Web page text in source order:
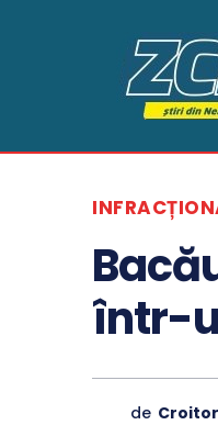
într-
de